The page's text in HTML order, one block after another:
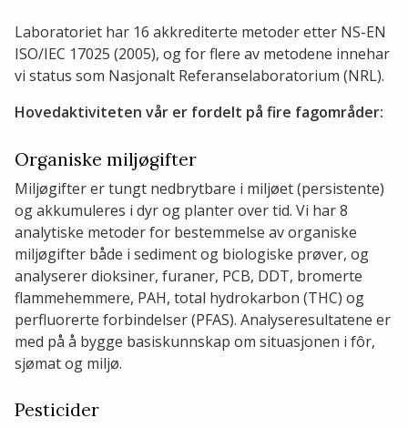
Laboratoriet har 16 akkrediterte metoder etter NS-EN
ISO/IEC 17025 (2005), og for flere av metodene innehar
vi status som Nasjonalt Referanselaboratorium (NRL).
Hovedaktiviteten vår er fordelt på fire fagområder:
Organiske miljøgifter
Miljøgifter er tungt nedbrytbare i miljøet (persistente)
og akkumuleres i dyr og planter over tid. Vi har 8
analytiske metoder for bestemmelse av organiske
miljøgifter både i sediment og biologiske prøver, og
analyserer dioksiner, furaner, PCB, DDT, bromerte
flammehemmere, PAH, total hydrokarbon (THC) og
perfluorerte forbindelser (PFAS). Analyseresultatene er
med på å bygge basiskunnskap om situasjonen i fôr,
sjømat og miljø.
Pesticider